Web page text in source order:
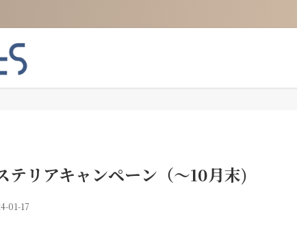
テリアキャンペーン（〜10月末)
01-17